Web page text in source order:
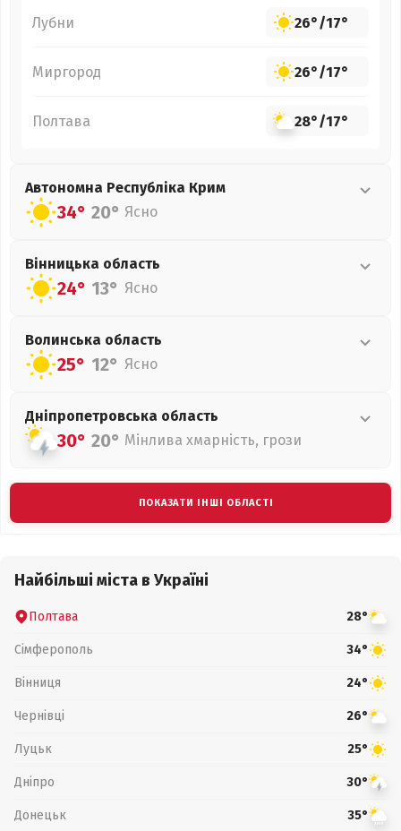
Лубни 26°/17°
Миргород 26°/17°
Полтава 28°/17°
Автономна Республіка Крим
34° 20° Ясно
Вінницька область
24° 13° Ясно
Волинська область
25° 12° Ясно
Дніпропетровська область
30° 20° Мінлива хмарність, грози
ПОКАЗАТИ ІНШІ ОБЛАСТІ
Найбільші міста в Україні
Полтава 28°
Сімферополь 34°
Вінниця 24°
Чернівці 26°
Луцьк 25°
Дніпро 30°
Донецьк 35°